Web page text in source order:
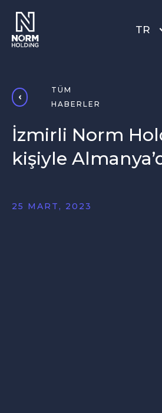
TR
TÜM
HABERLER
İzmirli Norm
kişiyle
25 MART, 2023